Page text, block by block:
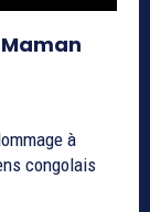
à
congolais